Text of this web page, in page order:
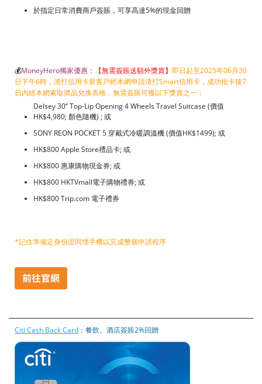
於指定日常消費商戶簽賬，可享高達5%的現金回贈
💰MoneyHero獨家優惠： 【無需簽賬送額外獎賞】 即日起至2025年06月30
日下午6時，渣打信用卡新客戶經本網申請渣打Smart信用卡，成功批卡後7
日內經本網索取奬品兌換表格，無需簽賬可獲以下獎賞之一：
Delsey 30” Top-Lip Opening 4 Wheels Travel Suitcase (價值
HK$4,980; 顏色隨機) ; 或
SONY REON POCKET 5 穿戴式冷暖調溫機 (價值HK$1499); 或
HK$800 Apple Store禮品卡; 或
HK$800 惠康購物現金券; 或
HK$800 HKTVmall電子購物禮券; 或
HK$800 Trip.com 電子禮券
*記住準備定身份證同埋手機以完成整個申請程序
Citi Cash Back Card ：餐飲、酒店簽賬2%回贈